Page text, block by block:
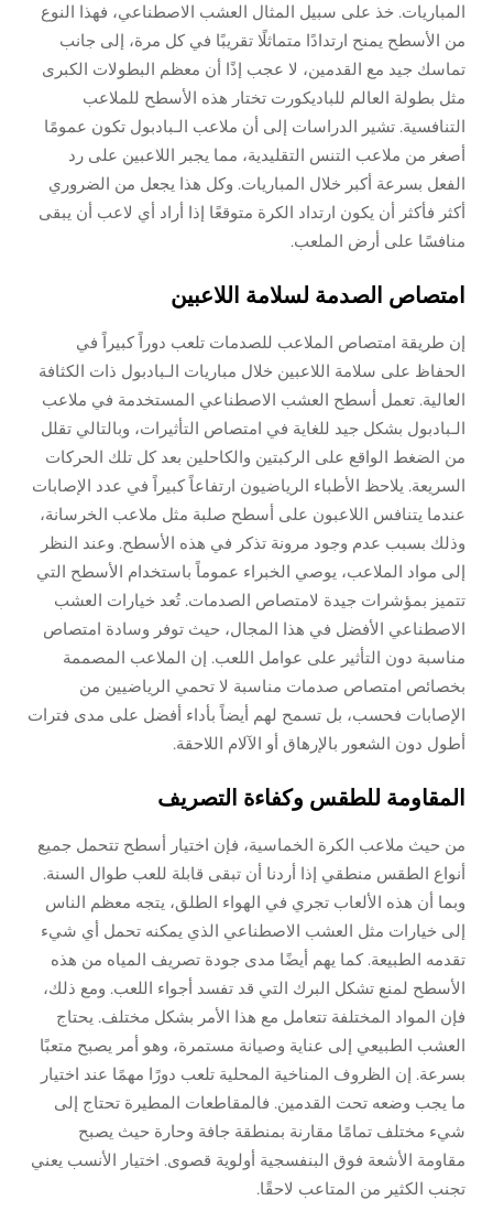
المباريات. خذ على سبيل المثال العشب الاصطناعي، فهذا النوع
من الأسطح يمنح ارتدادًا متماثلًا تقريبًا في كل مرة، إلى جانب
تماسك جيد مع القدمين، لا عجب إذًا أن معظم البطولات الكبرى
مثل بطولة العالم للباديكورت تختار هذه الأسطح للملاعب
التنافسية. تشير الدراسات إلى أن ملاعب الـبادبول تكون عمومًا
أصغر من ملاعب التنس التقليدية، مما يجبر اللاعبين على رد
الفعل بسرعة أكبر خلال المباريات. وكل هذا يجعل من الضروري
أكثر فأكثر أن يكون ارتداد الكرة متوقعًا إذا أراد أي لاعب أن يبقى
منافسًا على أرض الملعب.
امتصاص الصدمة لسلامة اللاعبين
إن طريقة امتصاص الملاعب للصدمات تلعب دوراً كبيراً في
الحفاظ على سلامة اللاعبين خلال مباريات الـبادبول ذات الكثافة
العالية. تعمل أسطح العشب الاصطناعي المستخدمة في ملاعب
الـبادبول بشكل جيد للغاية في امتصاص التأثيرات، وبالتالي تقلل
من الضغط الواقع على الركبتين والكاحلين بعد كل تلك الحركات
السريعة. يلاحظ الأطباء الرياضيون ارتفاعاً كبيراً في عدد الإصابات
عندما يتنافس اللاعبون على أسطح صلبة مثل ملاعب الخرسانة،
وذلك بسبب عدم وجود مرونة تذكر في هذه الأسطح. وعند النظر
إلى مواد الملاعب، يوصي الخبراء عموماً باستخدام الأسطح التي
تتميز بمؤشرات جيدة لامتصاص الصدمات. تُعد خيارات العشب
الاصطناعي الأفضل في هذا المجال، حيث توفر وسادة امتصاص
مناسبة دون التأثير على عوامل اللعب. إن الملاعب المصممة
بخصائص امتصاص صدمات مناسبة لا تحمي الرياضيين من
الإصابات فحسب، بل تسمح لهم أيضاً بأداء أفضل على مدى فترات
أطول دون الشعور بالإرهاق أو الآلام اللاحقة.
المقاومة للطقس وكفاءة التصريف
من حيث ملاعب الكرة الخماسية، فإن اختيار أسطح تتحمل جميع
أنواع الطقس منطقي إذا أردنا أن تبقى قابلة للعب طوال السنة.
وبما أن هذه الألعاب تجري في الهواء الطلق، يتجه معظم الناس
إلى خيارات مثل العشب الاصطناعي الذي يمكنه تحمل أي شيء
تقدمه الطبيعة. كما يهم أيضًا مدى جودة تصريف المياه من هذه
الأسطح لمنع تشكل البرك التي قد تفسد أجواء اللعب. ومع ذلك،
فإن المواد المختلفة تتعامل مع هذا الأمر بشكل مختلف. يحتاج
العشب الطبيعي إلى عناية وصيانة مستمرة، وهو أمر يصبح متعبًا
بسرعة. إن الظروف المناخية المحلية تلعب دورًا مهمًا عند اختيار
ما يجب وضعه تحت القدمين. فالمقاطعات المطيرة تحتاج إلى
شيء مختلف تمامًا مقارنة بمنطقة جافة وحارة حيث يصبح
مقاومة الأشعة فوق البنفسجية أولوية قصوى. اختيار الأنسب يعني
تجنب الكثير من المتاعب لاحقًا.